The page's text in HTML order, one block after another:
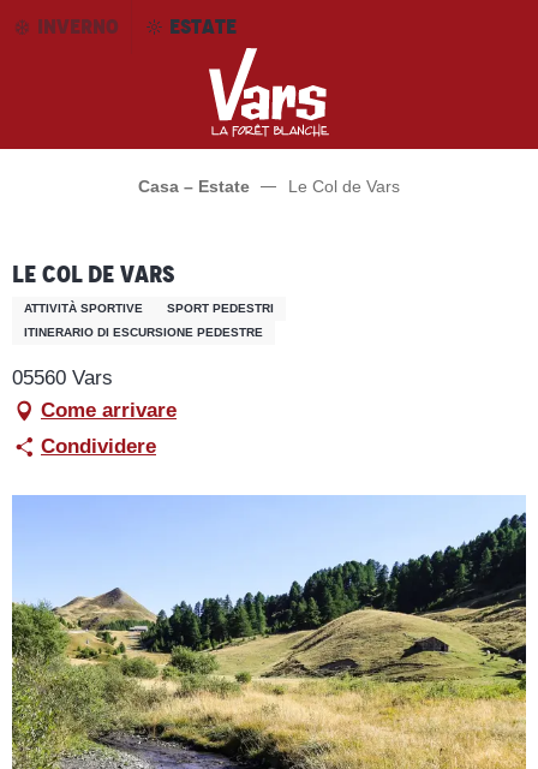
AllerINVERNO ESTATE
Casa – Estate Le Col de Vars
Le Col de Vars
ATTIVITÀ SPORTIVE
SPORT PEDESTRI
ITINERARIO DI ESCURSIONE PEDESTRE
05560 Vars
Come arrivare
Condividere